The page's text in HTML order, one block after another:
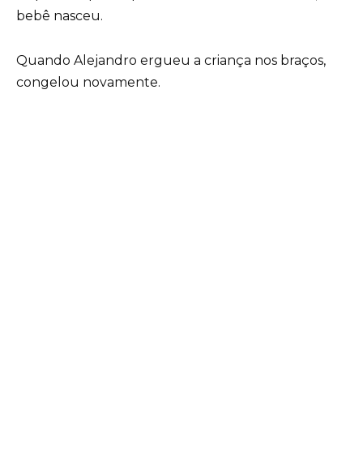
bebê nasceu.
Quando Alejandro ergueu a criança nos braços,
congelou novamente.